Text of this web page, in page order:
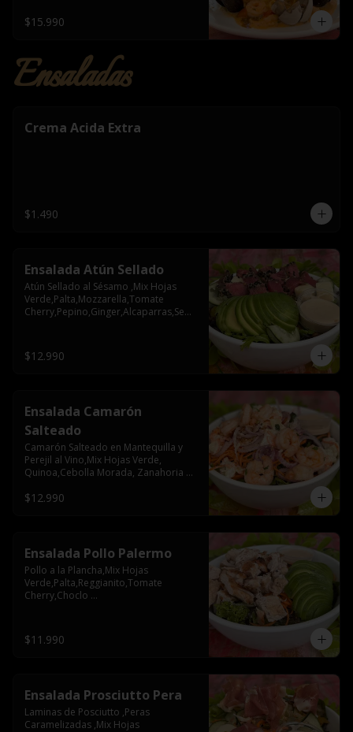
$15.990
Ensaladas
Crema Acida Extra
$1.490
Ensalada Atún Sellado
Atún Sellado al Sésamo ,Mix Hojas
Verde,Palta,Mozzarella,Tomate
Cherry,Pepino,Ginger,Alcaparras,Semil
$12.990
Ensalada Camarón
Salteado
Camarón Salteado en Mantequilla y
Perejil al Vino,Mix Hojas Verde,
Quinoa,Cebolla Morada, Zanahoria
$12.990
Ensalada Pollo Palermo
Pollo a la Plancha,Mix Hojas
Verde,Palta,Reggianito,Tomate
Cherry,Choclo
$11.990
Ensalada Prosciutto Pera
Laminas de Posciutto ,Peras
Caramelizadas ,Mix Hojas